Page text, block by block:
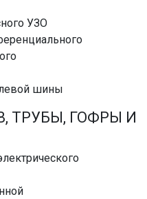
УЗО
шины
ТРУБЫ, ГОФРЫ И